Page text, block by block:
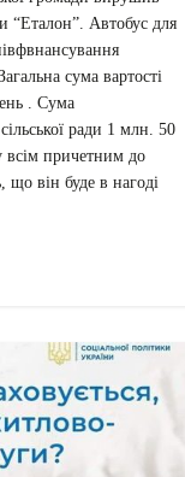
“Еталон”. Автобус для
сума вартості
. Сума
ради 1 млн. 50
всім причетним до
що він буде в нагоді